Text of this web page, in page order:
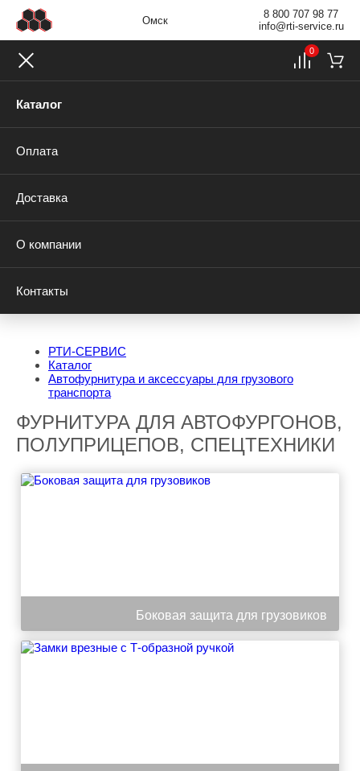
Омск
8 800 707 98 77
info@rti-service.ru
Каталог
Оплата
Доставка
О компании
Контакты
0
РТИ-СЕРВИС
Каталог
Автофурнитура и аксессуары для грузового
транспорта
ФУРНИТУРА ДЛЯ АВТОФУРГОНОВ,
ПОЛУПРИЦЕПОВ, СПЕЦТЕХНИКИ
Боковая защита для грузовиков